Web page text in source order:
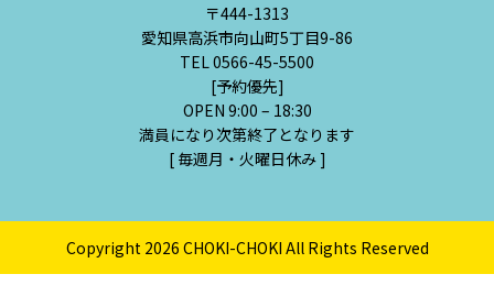
〒444-1313
愛知県高浜市向山町5丁目9-86
TEL 0566-45-5500
[予約優先]
OPEN 9:00 – 18:30
満員になり次第終了となります
[ 毎週月・火曜日休み ]
Copyright 2026 CHOKI-CHOKI All Rights Reserved